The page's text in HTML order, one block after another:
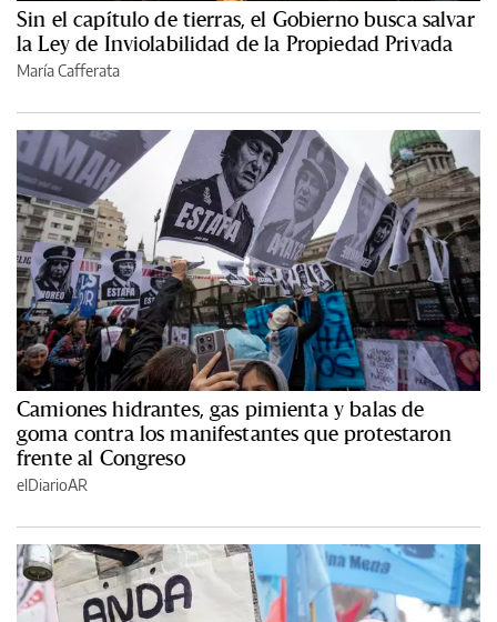
Sin el capítulo de tierras, el Gobierno busca salvar
la Ley de Inviolabilidad de la Propiedad Privada
María Cafferata
Camiones hidrantes, gas pimienta y balas de
goma contra los manifestantes que protestaron
frente al Congreso
elDiarioAR